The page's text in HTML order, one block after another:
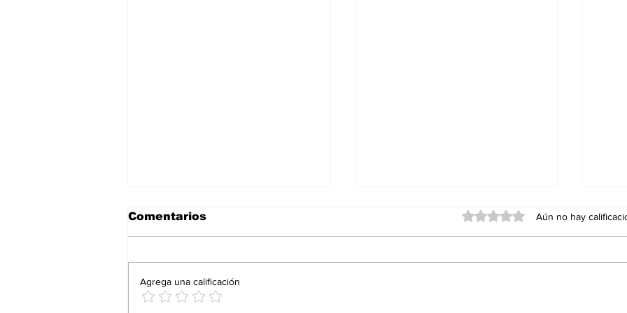
Comentarios Obtuvo 0 de 5 estrellas.
Aún no hay
Agrega una calificación